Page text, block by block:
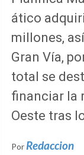
ático
millones,
Gran Vía,
total se
financiar la
Oeste tras
Por Redaccion